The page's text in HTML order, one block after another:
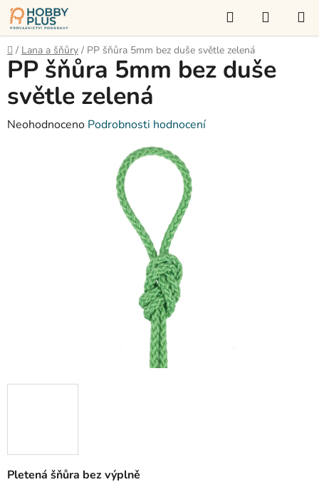
Přejít
na
obsah
Hledat
KOŠÍK
Domů
/ Lana a šňůry / PP šňůra 5mm bez duše světle zelená
Pletená šňůra bez výplně
PP šňůra 5mm bez duše
světle zelená
Průměrné
Neohodnoceno Podrobnosti hodnocení